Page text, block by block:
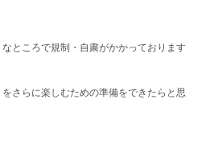
ところで規制・自粛がかかっております
さらに楽しむための準備をできたらと思